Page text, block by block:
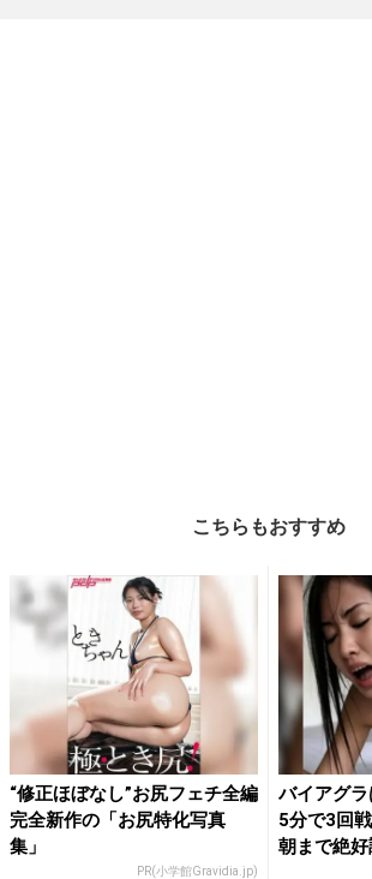
こちらもおすすめ
“修正ほぼなし”お尻フェチ全編
完全新作の「お尻特化写真
集」
PR(小学館Gravidia.jp)
バイアグ
5分で3回
朝まで絶好